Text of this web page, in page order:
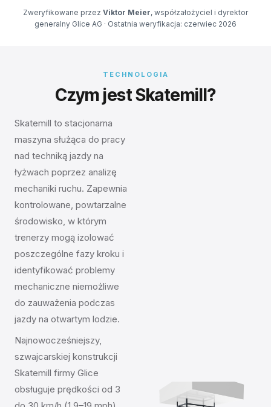
Zweryfikowane przez Viktor Meier, współzałożyciel i dyrektor
generalny Glice AG · Ostatnia weryfikacja: czerwiec 2026
TECHNOLOGIA
Czym jest Skatemill?
Skatemill to stacjonarna
maszyna służąca do pracy
nad techniką jazdy na
łyżwach poprzez analizę
mechaniki ruchu. Zapewnia
kontrolowane, powtarzalne
środowisko, w którym
trenerzy mogą izolować
poszczególne fazy kroku i
identyfikować problemy
mechaniczne niemożliwe
do zauważenia podczas
jazdy na otwartym lodzie.
Najnowocześniejszy,
szwajcarskiej konstrukcji
Skatemill firmy Glice
obsługuje prędkości od 3